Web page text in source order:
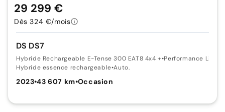
DS DS7
Hybride Rechargeable E-Tense 300 EAT8 4x4 +•Performance Line
Hybride essence rechargeable•Auto.
2023•43 607 km•Occasion
29 299 €
Dès 324 €/mois